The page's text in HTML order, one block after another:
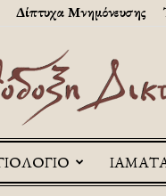
Δίπτυχα Μνημόνευσης